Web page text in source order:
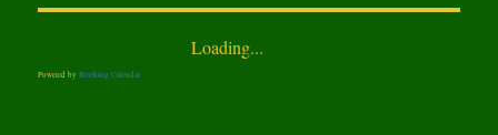
Loading...
Powered byBooking Calendar